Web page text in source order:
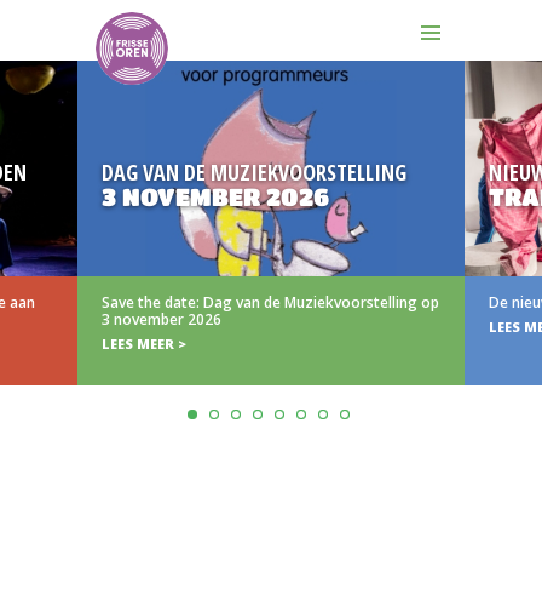
aan
DAG VAN DE MUZIEKVOORSTELLING
3 NOVEMBER 2026
Save the date: Dag van de Muziekvoorstelling op
3 november 2026
LEES MEER >
De
LEES